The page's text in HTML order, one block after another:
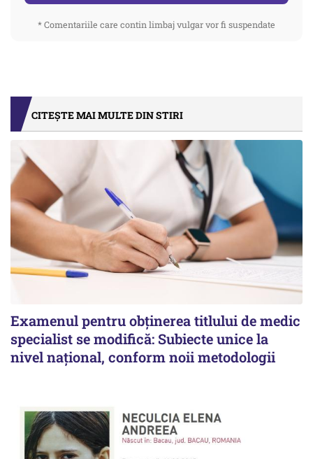
* Comentariile care contin limbaj vulgar vor fi suspendate
CITEȘTE MAI MULTE DIN STIRI
Examenul pentru obținerea titlului de medic
specialist se modifică: Subiecte unice la
nivel național, conform noii metodologii